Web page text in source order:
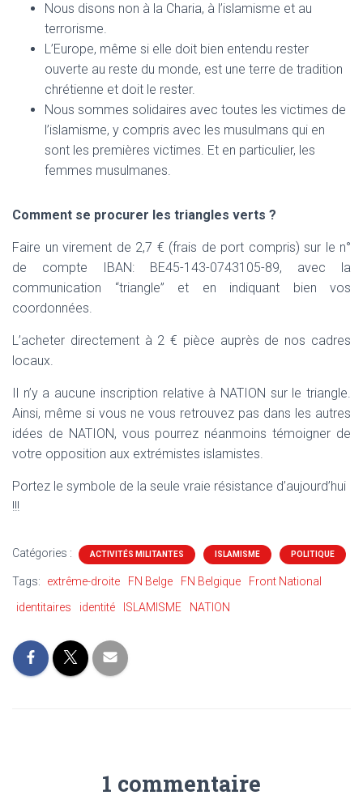
Nous disons non à la Charia, à l’islamisme et au
terrorisme.
L’Europe, même si elle doit bien entendu rester
ouverte au reste du monde, est une terre de tradition
chrétienne et doit le rester.
Nous sommes solidaires avec toutes les victimes de
l’islamisme, y compris avec les musulmans qui en
sont les premières victimes. Et en particulier, les
femmes musulmanes.
Comment se procurer les triangles verts ?
Faire un virement de 2,7 € (frais de port compris) sur le n°
de compte IBAN: BE45-143-0743105-89, avec la
communication “triangle” et en indiquant bien vos
coordonnées.
L’acheter directement à 2 € pièce auprès de nos cadres
locaux.
Il n’y a aucune inscription relative à NATION sur le triangle.
Ainsi, même si vous ne vous retrouvez pas dans les autres
idées de NATION, vous pourrez néanmoins témoigner de
votre opposition aux extrémistes islamistes.
Portez le symbole de la seule vraie résistance d’aujourd’hui
!!!
Catégories : ACTIVITÉS MILITANTES ISLAMISME POLITIQUE
Tags: extrême-droite FN Belge FN Belgique
Front National
identitaires
identité ISLAMISME NATION
1 commentaire